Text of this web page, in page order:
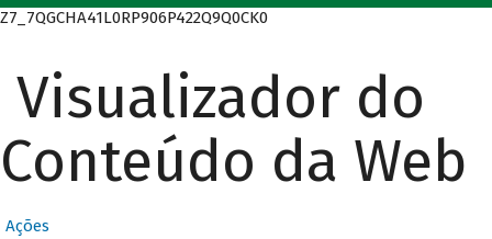
Z7_7QGCHA41L0RP906P422Q9Q0CK0
Visualizador do
Conteúdo da Web
Ações